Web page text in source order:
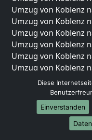
Umzug von Koblenz
Umzug von Koblenz
Umzug von Koblenz
Umzug von Koblenz
Umzug von Koblenz
Umzug von Koblenz
Umzug von Koblenz
Umzug von Koblenz
Umzug von Koblenz
Umzug von Koblenz
Umzug von Koblenz
Diese
Einverstanden